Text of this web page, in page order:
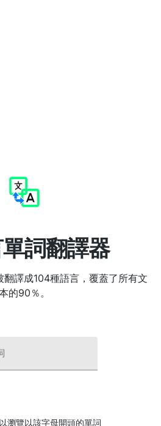
詞翻譯器
譯成104種語言，覆蓋了所有文
的90％。
瀏覽以該字母開頭的單詞